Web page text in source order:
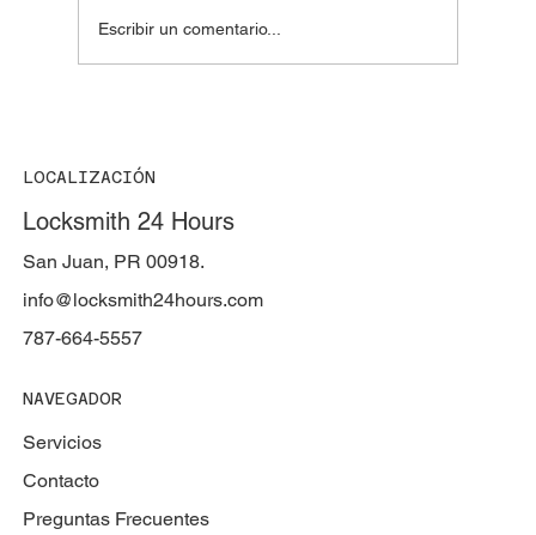
Escribir un comentario...
LOCALIZACIÓN
Locksmith 24 Hours
San Juan, PR 00918.
787-664-5557
info@locksmith24hours.com
NAVEGADOR
Servicios
Contacto
Preguntas Frecuentes